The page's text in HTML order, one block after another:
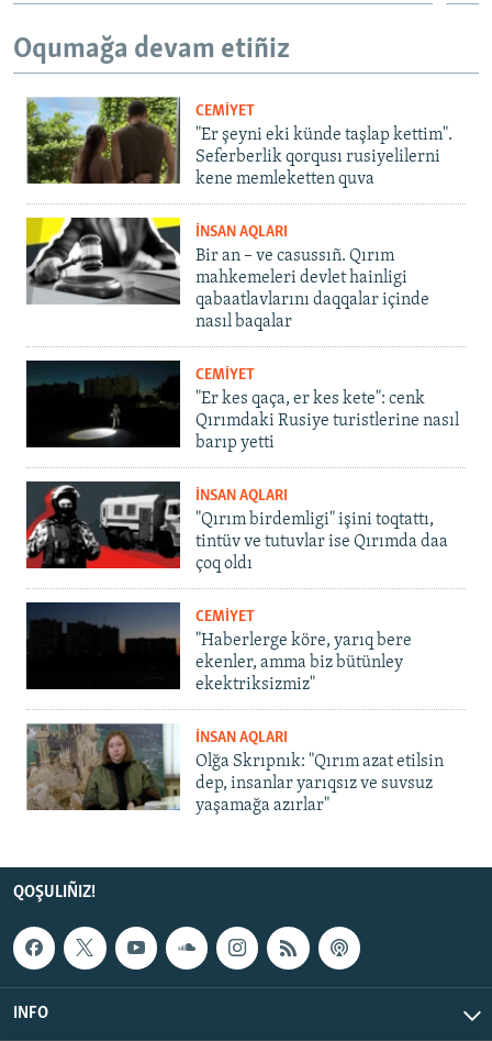
Oqumağa devam etiñiz
CEMİYET
"Er şeyni eki künde taşlap kettim".
Seferberlik qorqusı rusiyelilerni
kene memleketten quva
İNSAN AQLARI
Bir an – ve casussıñ. Qırım
mahkemeleri devlet hainligi
qabaatlavlarını daqqalar içinde
nasıl baqalar
CEMİYET
"Er kes qaça, er kes kete": cenk
Qırımdaki Rusiye turistlerine nasıl
barıp yetti
İNSAN AQLARI
"Qırım birdemligi" işini toqtattı,
tintüv ve tutuvlar ise Qırımda daa
çoq oldı
CEMİYET
"Haberlerge köre, yarıq bere
ekenler, amma biz bütünley
ekektriksizmiz"
İNSAN AQLARI
Olğa Skrıpnık: "Qırım azat etilsin
dep, insanlar yarıqsız ve suvsuz
yaşamağa azırlar"
QOŞULIÑIZ!
INFO